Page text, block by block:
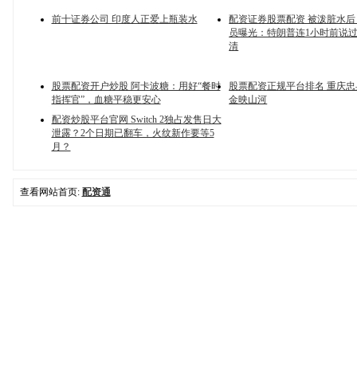
前十证券公司 印度人正爱上瓶装水
配资证券股票配资 被泼脏水
员曝光：特朗普连1小时前说
清
股票配资开户炒股 阿卡波糖：用好“餐时
指挥官”，血糖平稳更安心
股票配资正规平台排名 重庆
金映山河
配资炒股平台官网 Switch 2独占发售日大
泄露？2个日期已翻车，火纹新作要等5
月？
查看网站首页: 配资通